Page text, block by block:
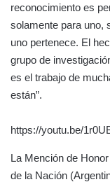
reconocimiento es
solamente para uno,
uno pertenece. El
grupo de
es el trabajo de
están”.
https://youtu.be/
La Mención de
de la Nación